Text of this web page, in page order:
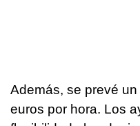
Además, se prevé
euros por hora. Los